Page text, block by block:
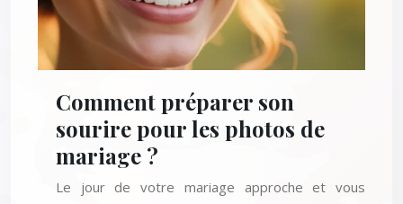
Comment préparer son
sourire pour les photos de
mariage ?
Le jour de votre mariage approche et vous